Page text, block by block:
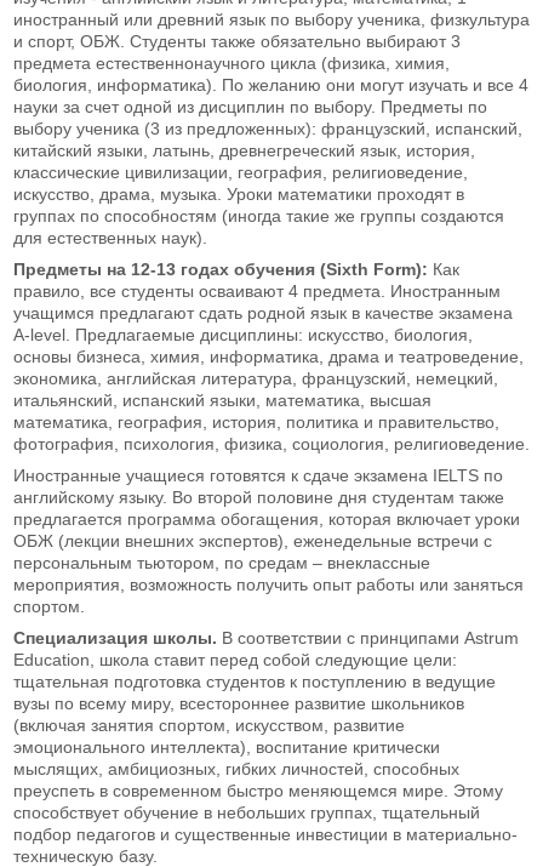
иностранный или древний язык по выбору ученика, физкультура
и спорт, ОБЖ. Студенты также обязательно выбирают 3
предмета естественнонаучного цикла (физика, химия,
биология, информатика). По желанию они могут изучать и все 4
науки за счет одной из дисциплин по выбору. Предметы по
выбору ученика (3 из предложенных): французский, испанский,
китайский языки, латынь, древнегреческий язык, история,
классические цивилизации, география, религиоведение,
искусство, драма, музыка. Уроки математики проходят в
группах по способностям (иногда такие же группы создаются
для естественных наук).
Предметы на 12-13 годах обучения (Sixth Form): Как
правило, все студенты осваивают 4 предмета. Иностранным
учащимся предлагают сдать родной язык в качестве экзамена
A-level. Предлагаемые дисциплины: искусство, биология,
основы бизнеса, химия, информатика, драма и театроведение,
экономика, английская литература, французский, немецкий,
итальянский, испанский языки, математика, высшая
математика, география, история, политика и правительство,
фотография, психология, физика, социология, религиоведение.
Иностранные учащиеся готовятся к сдаче экзамена IELTS по
английскому языку. Во второй половине дня студентам также
предлагается программа обогащения, которая включает уроки
ОБЖ (лекции внешних экспертов), еженедельные встречи с
персональным тьютором, по средам – внеклассные
мероприятия, возможность получить опыт работы или заняться
спортом.
Специализация школы. В соответствии с принципами Astrum
Education, школа ставит перед собой следующие цели:
тщательная подготовка студентов к поступлению в ведущие
вузы по всему миру, всестороннее развитие школьников
(включая занятия спортом, искусством, развитие
эмоционального интеллекта), воспитание критически
мыслящих, амбициозных, гибких личностей, способных
преуспеть в современном быстро меняющемся мире. Этому
способствует обучение в небольших группах, тщательный
подбор педагогов и существенные инвестиции в материально-
техническую базу.